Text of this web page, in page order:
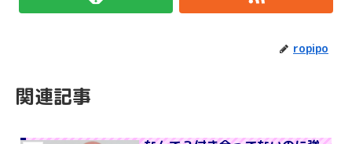
ropipo
関連記事